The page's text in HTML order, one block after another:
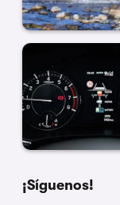
¡Síguenos!